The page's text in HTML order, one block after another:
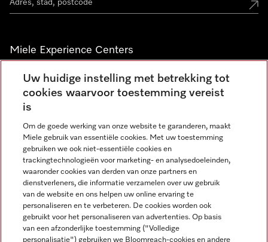
Miele Experience Centers
Vind jouw Miele Experience Center
Nieuwsbrief
Miele op Instagram
Miele op Facebook
Miele op Youtube
Uw huidige instelling met betrekking tot
cookies waarvoor toestemming vereist
is
Om de goede werking van onze website te garanderen, maakt
Miele gebruik van essentiële cookies. Met uw toestemming
gebruiken we ook niet-essentiële cookies en
trackingtechnologieën voor marketing- en analysedoeleinden,
waaronder cookies van derden van onze partners en
dienstverleners, die informatie verzamelen over uw gebruik
van de website en ons helpen uw online ervaring te
personaliseren en te verbeteren. De cookies worden ook
gebruikt voor het personaliseren van advertenties. Op basis
van een afzonderlijke toestemming ("Volledige
personalisatie") gebruiken we Bloomreach-cookies en andere